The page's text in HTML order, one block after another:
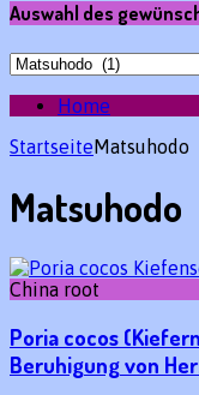
Auswahl des
Auswahl
des
gewünschten
Home
StartseiteMatsuhodo
Matsuhodo
China root
Poria cocos
Beruhigung von